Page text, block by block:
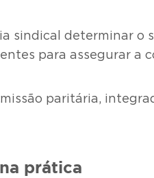
sindical determinar
para assegurar a
paritária,
prática